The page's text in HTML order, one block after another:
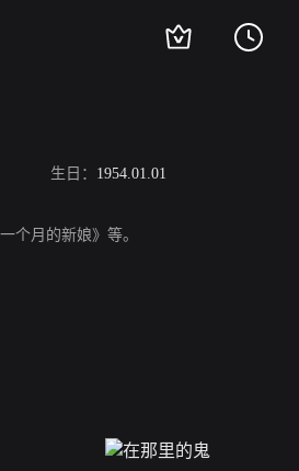
生日： 1954.01.01
个月的新娘》等。